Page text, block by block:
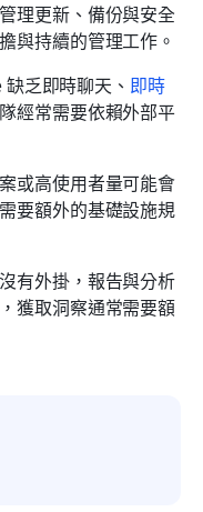
理更新、備份與安全
與持續的管理工作。
乏即時聊天、 即時
經常需要依賴外部平
或高使用者量可能會
要額外的基礎設施規
有外掛，報告與分析
獲取洞察通常需要額